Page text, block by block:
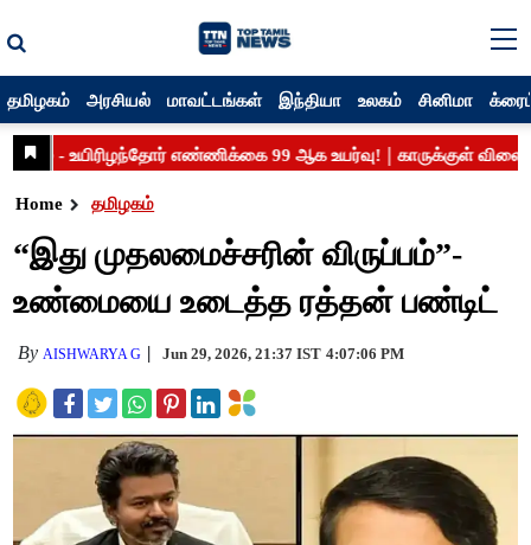
தமிழகம் அரசியல் மாவட்டங்கள் இந்தியா உலகம் சினிமா
Home தமிழகம்
“இது முதலமைச்சரின் விருப்பம்”-
உண்மையை உடைத்த ரத்தன் பண்டிட்
By AISHWARYA G Jun 29, 2026, 21:37 IST 4:07:06 PM